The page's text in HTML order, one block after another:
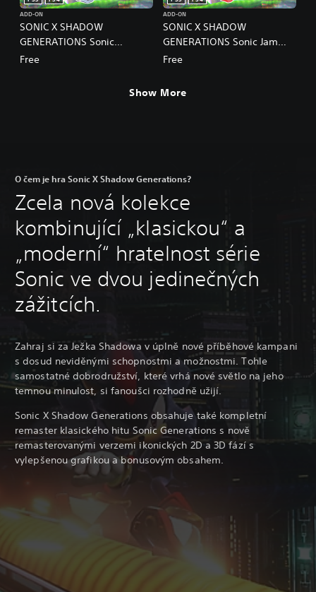
SONIC X SHADOW
GENERATIONS Sonic
Adventure Skin
ADD-ON
Free
SONIC X SHADOW
GENERATIONS Sonic Jam
Skin
ADD-ON
Free
Show More
O čem je hra Sonic X Shadow Generations?
Zcela nová kolekce
kombinující „klasickou“ a
„moderní“ hratelnost série
Sonic ve dvou jedinečných
zážitcích.
Zahraj si za Ježka Shadowa v úplně nové příběhové kampani
s dosud neviděnými schopnostmi a možnostmi. Tohle
samostatné dobrodružství, které vrhá nové světlo na jeho
temnou minulost, si fanoušci rozhodně užijí.
Sonic X Shadow Generations obsahuje také kompletní
remaster klasického hitu Sonic Generations s nově
remasterovanými verzemi ikonických 2D a 3D fází s
vylepšenou grafikou a bonusovým obsahem.